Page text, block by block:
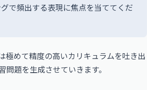
で頻出する表現に焦点を当ててくだ
極めて精度の高いカリキュラムを吐き出
題を生成させていきます。